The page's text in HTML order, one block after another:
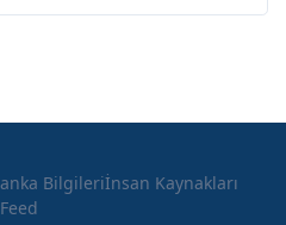
Bilgileriİnsan Kaynakları
Feed